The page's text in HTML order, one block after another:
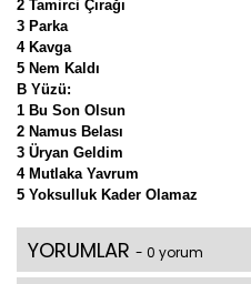
2 Tamirci Çırağı
3 Parka
4 Kavga
5 Nem Kaldı
B Yüzü:
1 Bu Son Olsun
2 Namus Belası
3 Üryan Geldim
4 Mutlaka Yavrum
5 Yoksulluk Kader Olamaz
YORUMLAR - 0 yorum